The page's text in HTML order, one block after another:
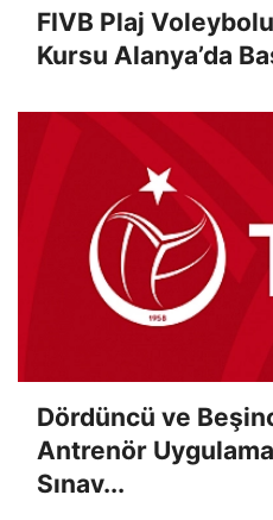
FIVB Plaj
Kursu Alanya’da
Dördüncü ve
Antrenör
Sınav...